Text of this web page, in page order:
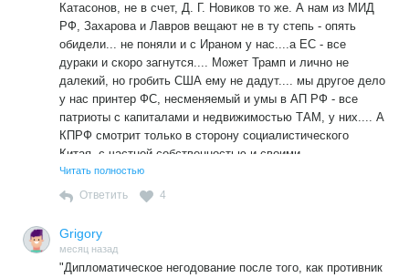
Катасонов, не в счет, Д. Г. Новиков то же. А нам из МИД
РФ, Захарова и Лавров вещают не в ту степь - опять
обидели... не поняли и с Ираном у нас....а ЕС - все
дураки и скоро загнутся.... Может Трамп и лично не
далекий, но гробить США ему не дадут.... мы другое дело
у нас принтер ФС, несменяемый и умы в АП РФ - все
патриоты с капиталами и недвижимостью ТАМ, у них.... А
КПРФ смотрит только в сторону социалистического
Китая, с частной собственностью и своими
миллиардерами, а значит с наемным трудом и
эксплуатацией... но плановой экономикой!? и КПК.... А как
Читать полностью
Ответить 4
Grigory
месяц назад
"Дипломатическое негодование после того, как противник